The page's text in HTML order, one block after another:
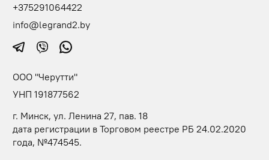
+375291064422
info@legrand2.by
ООО "Черутти"
УНП 191877562
г. Минск, ул. Ленина 27, пав. 18
дата регистрации в Торговом реестре РБ 24.02.2020
года, №474545.